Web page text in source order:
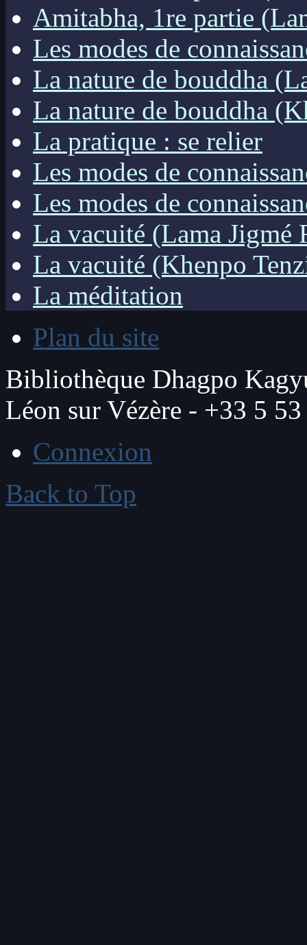
Amitabha, 1re partie
Les modes de
La nature de bouddha
La nature de bouddha
La pratique : se relier
Les modes de
Les modes de
La vacuité (Lama Jigmé
La vacuité (Khenpo
La méditation
Plan du site
Bibliothèque Dhagpo
Léon sur Vézère - +33 5
Connexion
Back to Top